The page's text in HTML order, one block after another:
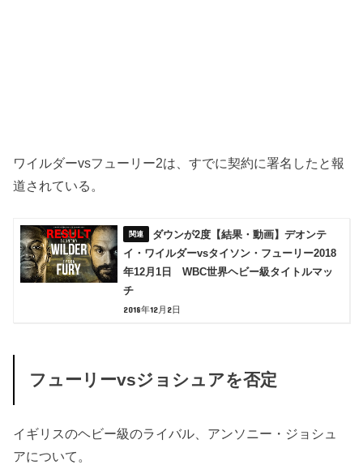
ワイルダーvsフューリー2は、すでに契約に署名したと報
道されている。
ダウンが2度【結果・動画】デオンテ
イ・ワイルダーvsタイソン・フューリー2018
年12月1日 WBC世界ヘビー級タイトルマッ
チ
2018年12月2日
フューリーvsジョシュアを否定
イギリスのヘビー級のライバル、アンソニー・ジョシュ
アについて。